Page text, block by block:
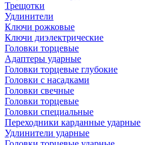
Трещотки
Удлинители
Ключи рожковые
Ключи диэлектрические
Головки торцевые
Адаптеры ударные
Головки торцевые глубокие
Головки с насадками
Головки свечные
Головки торцевые
Головки специальные
Переходники карданные ударные
Удлинители ударные